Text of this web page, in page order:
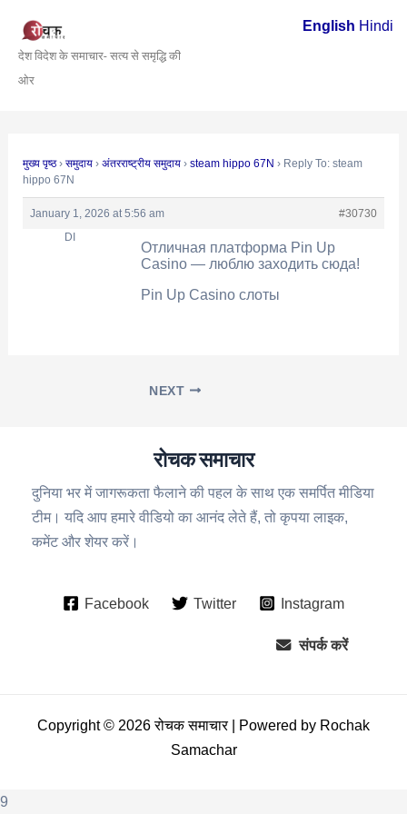
content
देश विदेश के समाचार- सत्य से समृद्धि की
ओर
मुख्य पृष्ठ › समुदाय › अंतरराष्ट्रीय समुदाय › steam hippo 67N › Reply To: steam
hippo 67N
January 1, 2026 at 5:56 am
#30730
DI
Отличная платформа Pin Up
Casino — люблю заходить сюда!
Pin Up Casino слоты
navigation
NEXT
रोचक समाचार
दुनिया भर में जागरूकता फैलाने की पहल के साथ एक समर्पित मीडिया
टीम। यदि आप हमारे वीडियो का आनंद लेते हैं, तो कृपया लाइक,
कमेंट और शेयर करें।
Facebook Twitter Instagram
संपर्क करें
Copyright © 2026 रोचक समाचार | Powered by Rochak
Samachar
9
English Hindi